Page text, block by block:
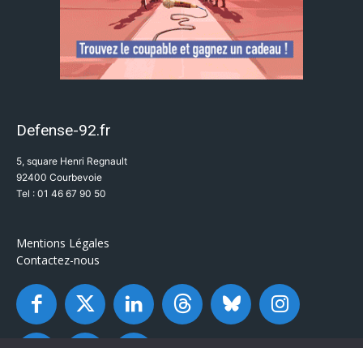
Defense-92.fr
5, square Henri Regnault
92400 Courbevoie
Tel : 01 46 67 90 50
Mentions Légales
Contactez-nous